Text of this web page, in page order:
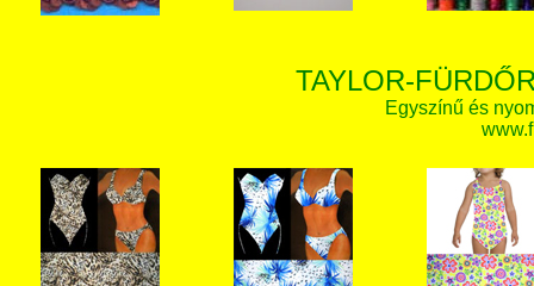
TAYLOR-
Egyszínű és